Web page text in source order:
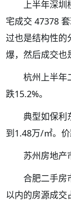
上半年深圳
宅成交 47378
过也是结构性的
爆，然后成交也
杭州上半年
跌15.2%。
典型如保利
到1.48万/㎡。价
苏州房地产
合肥二手房
以内的房源成交